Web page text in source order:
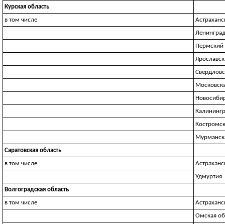
Курская область
в том числе
Пермский
Саратовская область
в том числе
Удмуртия
Волгоградская область
в том числе
Омская